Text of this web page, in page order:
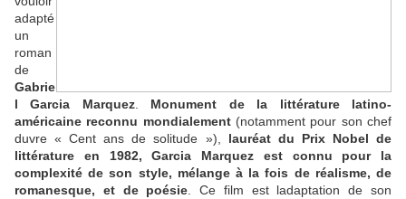
adapté
un
roman
de
Gabrie
l Garcia Marquez. Monument de la littérature latino-
américaine reconnu mondialement(notamment pour son chef
duvre « Cent ans de solitude »), lauréat du Prix Nobel de
littérature en 1982, Garcia Marquez est connu pour la
complexité de son style, mélange à la fois de réalisme, de
romanesque, et de poésie . Ce film est ladaptation de son